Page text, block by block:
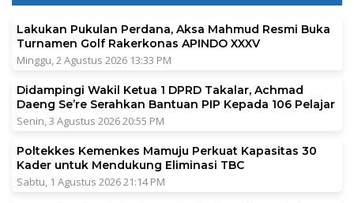
Lakukan Pukulan Perdana, Aksa Mahmud Resmi Buka
Turnamen Golf Rakerkonas APINDO XXXV
Minggu, 2 Agustus 2026 13:33 PM
Didampingi Wakil Ketua 1 DPRD Takalar, Achmad
Daeng Se’re Serahkan Bantuan PIP Kepada 106 Pelajar
Senin, 3 Agustus 2026 20:55 PM
Poltekkes Kemenkes Mamuju Perkuat Kapasitas 30
Kader untuk Mendukung Eliminasi TBC
Sabtu, 1 Agustus 2026 21:14 PM